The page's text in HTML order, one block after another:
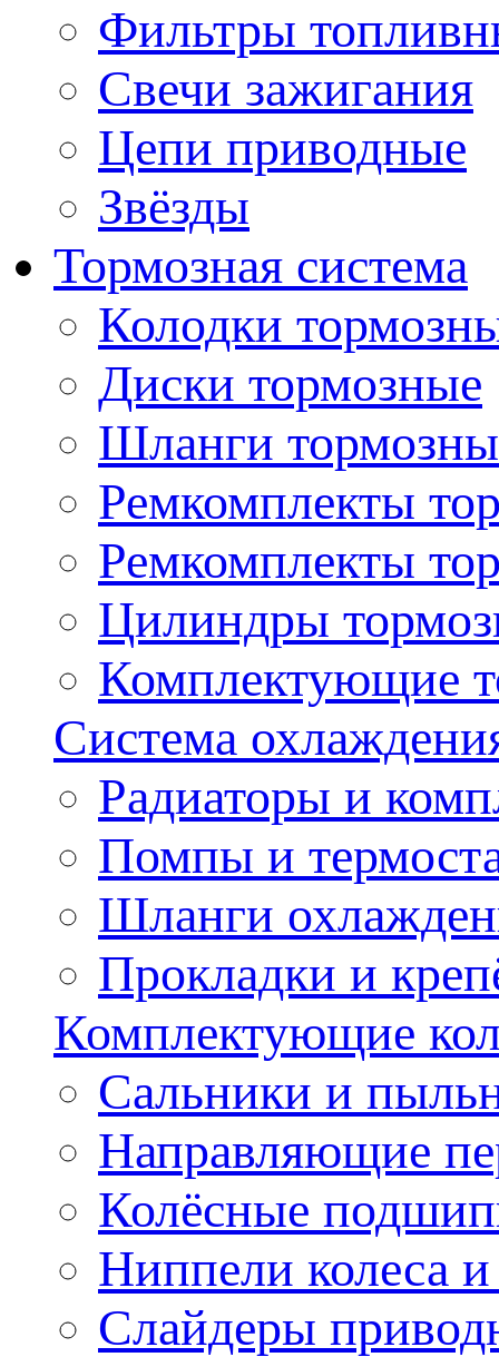
Фильтры
Свечи зажигания
Цепи приводные
Звёзды
Тормозная система
Колодки
Диски тормозные
Шланги
Ремкомплекты
Ремкомплекты
Цилиндры
Комплектующие
Система
Радиаторы и
Помпы и
Шланги
Прокладки и
Комплектующие
Сальники и
Направляющие
Колёсные
Ниппели колеса
Слайдеры